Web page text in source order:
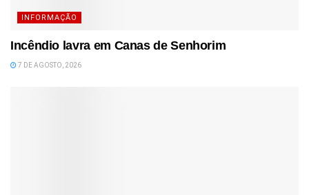
INFORMAÇÃO
Incêndio lavra em Canas de Senhorim
7 DE AGOSTO, 2026